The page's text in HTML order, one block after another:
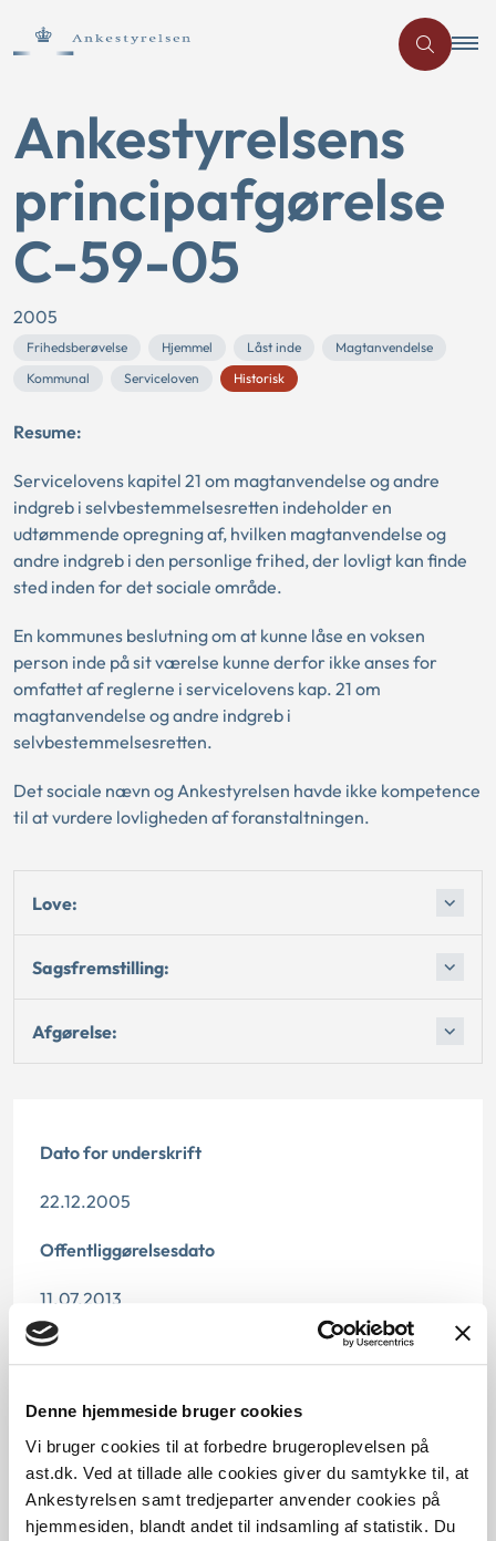
Denne hjemmeside bruger cookies
Vi bruger cookies til at forbedre brugeroplevelsen på
ast.dk. Ved at tillade alle cookies giver du samtykke til, at
Ankestyrelsen samt tredjeparter anvender cookies på
hjemmesiden, blandt andet til indsamling af statistik. Du
Ankestyrelsens
principafgørelse
C-59-05
2005
Frihedsberøvelse Hjemmel Låst inde
Magtanvendelse
Kommunal
Serviceloven Historisk
Resume:
Servicelovens kapitel 21 om magtanvendelse og andre
indgreb i selvbestemmelsesretten indeholder en
udtømmende opregning af, hvilken magtanvendelse og
andre indgreb i den personlige frihed, der lovligt kan finde
sted inden for det sociale område.
En kommunes beslutning om at kunne låse en voksen
person inde på sit værelse kunne derfor ikke anses for
omfattet af reglerne i servicelovens kap. 21 om
magtanvendelse og andre indgreb i
selvbestemmelsesretten.
Det sociale nævn og Ankestyrelsen havde ikke kompetence
til at vurdere lovligheden af foranstaltningen.
Love:
Sagsfremstilling:
Afgørelse:
Dato for underskrift
22.12.2005
Offentliggørelsesdato
11.07.2013
Denne princpafgørelse er kasseret den 7. juni 2018,
Paragraf
§ 126 § 109c § 109 § 127 § 109a § 109b § 125 § 3
Journalnummer